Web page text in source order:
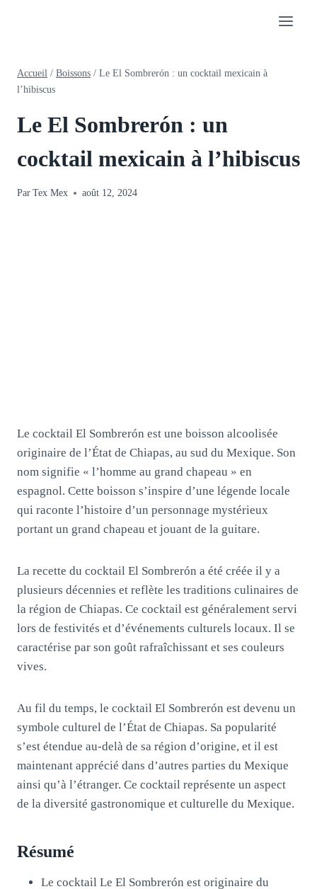
Accueil / Boissons / Le El Sombrerón : un cocktail mexicain à
l’hibiscus
Le El Sombrerón : un
cocktail mexicain à l’hibiscus
Par Tex Mex août 12, 2024
Le cocktail El Sombrerón est une boisson alcoolisée
originaire de l’État de Chiapas, au sud du Mexique. Son
nom signifie « l’homme au grand chapeau » en
espagnol. Cette boisson s’inspire d’une légende locale
qui raconte l’histoire d’un personnage mystérieux
portant un grand chapeau et jouant de la guitare.
La recette du cocktail El Sombrerón a été créée il y a
plusieurs décennies et reflète les traditions culinaires de
la région de Chiapas. Ce cocktail est généralement servi
lors de festivités et d’événements culturels locaux. Il se
caractérise par son goût rafraîchissant et ses couleurs
vives.
Au fil du temps, le cocktail El Sombrerón est devenu un
symbole culturel de l’État de Chiapas. Sa popularité
s’est étendue au-delà de sa région d’origine, et il est
maintenant apprécié dans d’autres parties du Mexique
ainsi qu’à l’étranger. Ce cocktail représente un aspect
de la diversité gastronomique et culturelle du Mexique.
Résumé
Le cocktail Le El Sombrerón est originaire du